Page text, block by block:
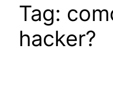
Tag:
hacker?